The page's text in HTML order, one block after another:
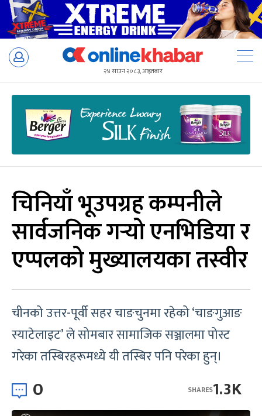
Skip
२४ साउन २०८३, आइतबार
चिनियाँ भूउपग्रह कम्पनीले
सार्वजनिक गर्‍यो एनभिडिया र
एप्पलको मुख्यालयका तस्वीर
चीनको उत्तर-पूर्वी सहर चाङचुनमा रहेको ‘चाङगुआङ
स्याटेलाइट’ ले सोमबार सामाजिक सञ्जालमा पोस्ट
गरेका तस्बिरहरूमध्ये यी तस्बिर पनि परेका हुन्।
0 1.3K
SHARES